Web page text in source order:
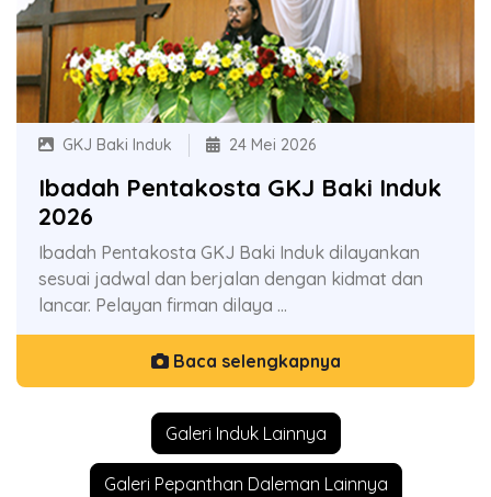
GKJ Baki Induk 24 Mei 2026
Ibadah Pentakosta GKJ Baki Induk
2026
Ibadah Pentakosta GKJ Baki Induk dilayankan
sesuai jadwal dan berjalan dengan kidmat dan
lancar. Pelayan firman dilaya ...
Baca selengkapnya
Galeri Induk Lainnya
Galeri Pepanthan Daleman Lainnya